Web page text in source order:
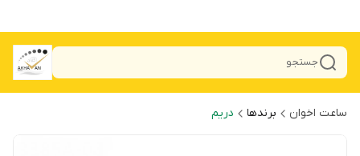
جستجو
ساعت اخوان برندها دریم